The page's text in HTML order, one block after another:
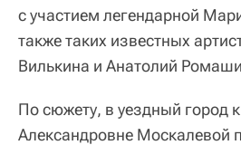
с участием легендарной
также таких известных
Вилькина и Анатолий
По сюжету, в уездный город
Александровне Москалевой